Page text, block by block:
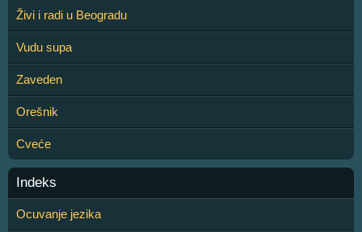
Živi i radi u Beogradu
Vudu supa
Zaveden
Orešnik
Cveće
Indeks
Ocuvanje jezika